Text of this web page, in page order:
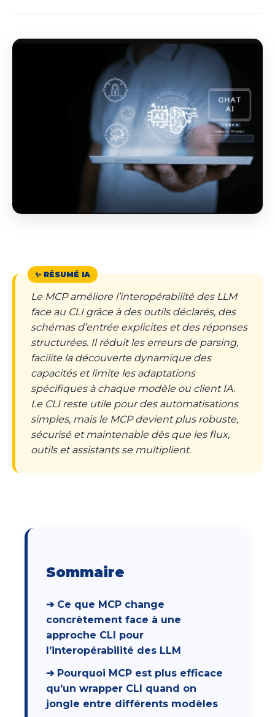
Le MCP améliore l’interopérabilité des LLM
face au CLI grâce à des outils déclarés, des
schémas d’entrée explicites et des réponses
structurées. Il réduit les erreurs de parsing,
facilite la découverte dynamique des
capacités et limite les adaptations
spécifiques à chaque modèle ou client IA.
Le CLI reste utile pour des automatisations
simples, mais le MCP devient plus robuste,
sécurisé et maintenable dès que les flux,
outils et assistants se multiplient.
Sommaire
➔ Ce que MCP change
concrètement face à une
approche CLI pour
l’interopérabilité des LLM
➔ Pourquoi MCP est plus efficace
qu’un wrapper CLI quand on
jongle entre différents modèles